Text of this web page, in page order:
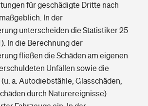
für geschädigte Dritte nach
In der
unterscheiden die Statistiker 25
In die Berechnung der
fließen die Schäden am eigenen
Unfällen sowie die
a. Autodiebstähle, Glasschäden,
durch Naturereignisse)